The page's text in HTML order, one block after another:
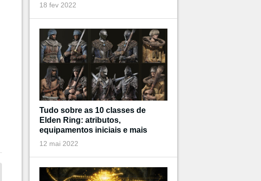
18 fev 2022
Tudo sobre as 10 classes de
Elden Ring: atributos,
equipamentos iniciais e mais
12 mai 2022